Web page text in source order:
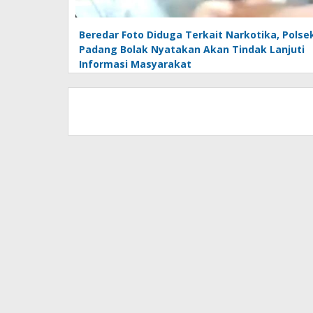
Beredar Foto Diduga Terkait Narkotika,
Padang Bolak Nyatakan Akan Tindak Lanjuti
Informasi Masyarakat